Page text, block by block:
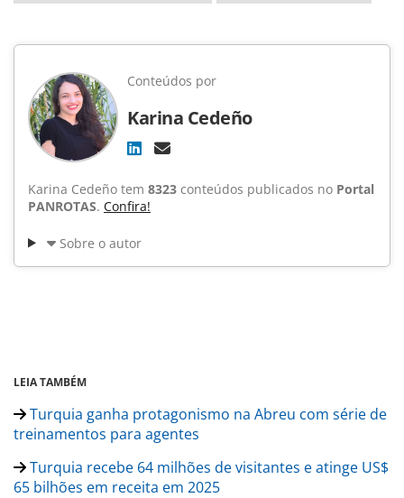
Conteúdos por
Karina Cedeño
Karina Cedeño tem 8323 conteúdos publicados no Portal
PANROTAS. Confira!
Sobre o autor
LEIA TAMBÉM
Turquia ganha protagonismo na Abreu com série de
treinamentos para agentes
Turquia recebe 64 milhões de visitantes e atinge US$
65 bilhões em receita em 2025